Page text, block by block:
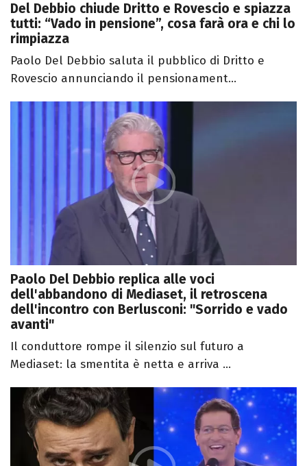
Del Debbio chiude Dritto e Rovescio e spiazza
tutti: “Vado in pensione”, cosa farà ora e chi lo
rimpiazza
Paolo Del Debbio saluta il pubblico di Dritto e
Rovescio annunciando il pensionament...
Paolo Del Debbio replica alle voci
dell'abbandono di Mediaset, il retroscena
dell'incontro con Berlusconi: "Sorrido e vado
avanti"
Il conduttore rompe il silenzio sul futuro a
Mediaset: la smentita è netta e arriva ...